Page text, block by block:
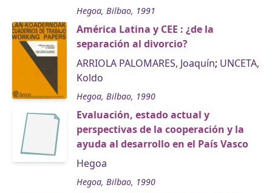
Hegoa, Bilbao, 1991
América Latina y CEE : ¿de la
separación al divorcio?
ARRIOLA PALOMARES, Joaquín; UNCETA,
Koldo
Hegoa, Bilbao, 1990
Evaluación, estado actual y
perspectivas de la cooperación y la
ayuda al desarrollo en el País Vasco
Hegoa
Hegoa, Bilbao, 1990